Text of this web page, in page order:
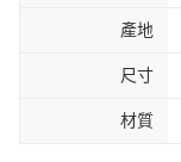
產地
尺寸
材質